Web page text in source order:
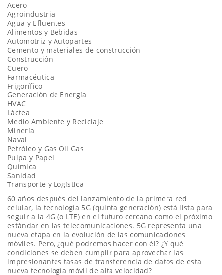
Acero
Agroindustria
Agua y Efluentes
Alimentos y Bebidas
Automotriz y Autopartes
Cemento y materiales de construcción
Construcción
Cuero
Farmacéutica
Frigorífico
Generación de Energía
HVAC
Láctea
Medio Ambiente y Reciclaje
Minería
Naval
Petróleo y Gas Oil Gas
Pulpa y Papel
Química
Sanidad
Transporte y Logística
60 años después del lanzamiento de la primera red
celular, la tecnología 5G (quinta generación) está lista para
seguir a la 4G (o LTE) en el futuro cercano como el próximo
estándar en las telecomunicaciones. 5G representa una
nueva etapa en la evolución de las comunicaciones
móviles. Pero, ¿qué podremos hacer con él? ¿Y qué
condiciones se deben cumplir para aprovechar las
impresionantes tasas de transferencia de datos de esta
nueva tecnología móvil de alta velocidad?